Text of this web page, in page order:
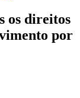
os direitos
por